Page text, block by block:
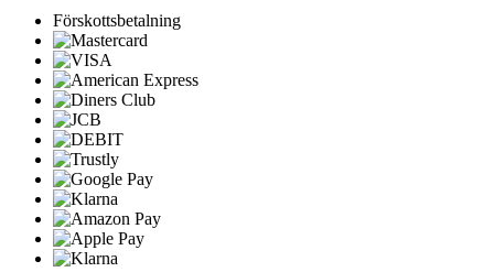
Förskottsbetalning